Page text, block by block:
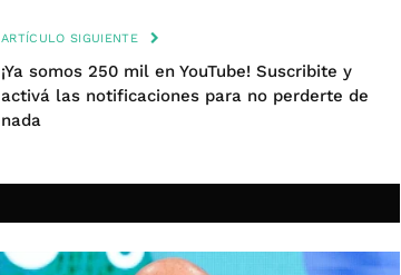
ARTÍCULO SIGUIENTE
¡Ya somos 250 mil en YouTube! Suscribite y
activá las notificaciones para no perderte de
nada